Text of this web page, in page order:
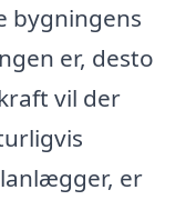
bygningens
er, desto
vil der
er